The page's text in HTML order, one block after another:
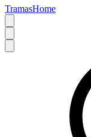
TramasHome